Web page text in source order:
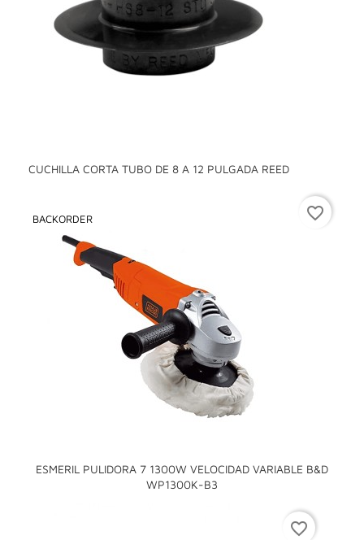
CUCHILLA CORTA TUBO DE 8 A 12 PULGADA REED
ESMERIL PULIDORA 7 1300W VELOCIDAD VARIABLE B&D
WP1300K-B3
BACKORDER favorite_border
favorite_border